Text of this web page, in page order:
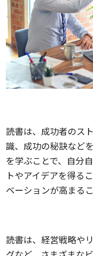
読書は、成功者のス
識、成功の秘訣など
を学ぶことで、自分
トやアイデアを得る
ベーションが高まる
読書は、経営戦略や